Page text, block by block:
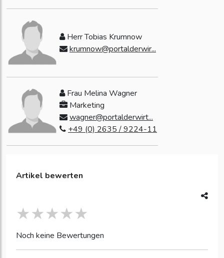
Herr Tobias Krumnow
krumnow@portalderwir...
Frau Melina Wagner
Marketing
wagner@portalderwirt...
+49 (0) 2635 / 9224-11
Artikel bewerten
Noch keine Bewertungen